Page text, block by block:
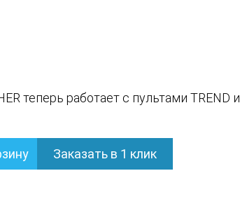
теперь работает с пультами
Заказать в 1 клик